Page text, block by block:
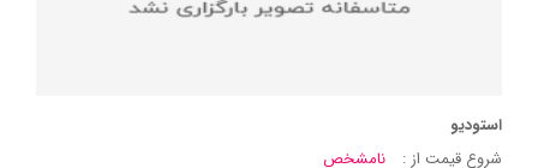
استودیو
شروع قیمت از :
نامشخص